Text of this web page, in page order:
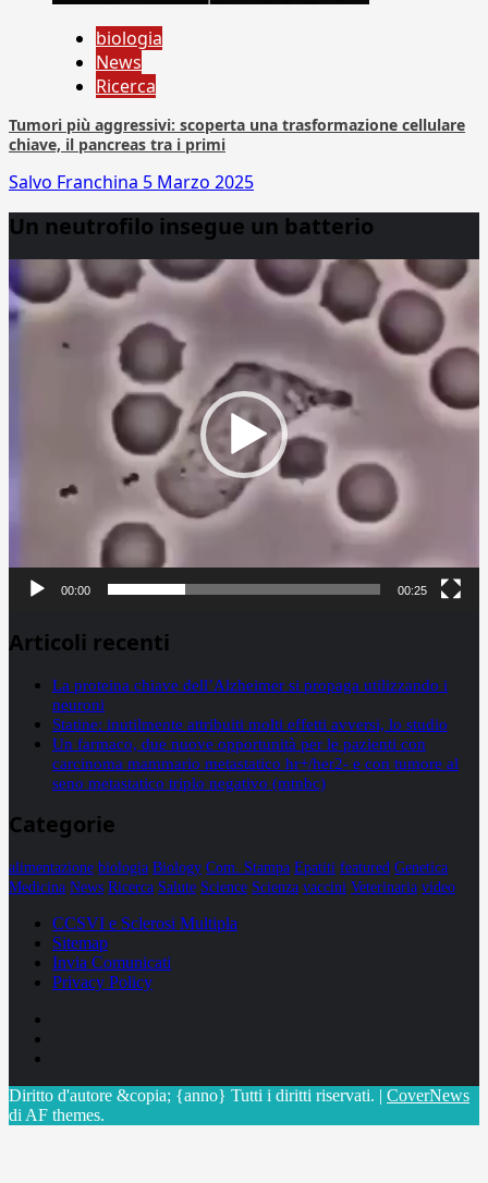
biologia
News
Ricerca
Tumori più aggressivi: scoperta una trasformazione cellulare
chiave, il pancreas tra i primi
Salvo Franchina 5 Marzo 2025
Un neutrofilo insegue un batterio
Player
00:00 00:25
Articoli recenti
La proteina chiave dell’Alzheimer si propaga utilizzando i
neuroni
Statine: inutilmente attribuiti molti effetti avversi, lo studio
Un farmaco, due nuove opportunità per le pazienti con
carcinoma mammario metastatico hr+/her2- e con tumore al
seno metastatico triplo negativo (mtnbc)
Categorie
alimentazione biologia Biology Com. Stampa Epatiti featured Genetica
Medicina News Ricerca Salute Science Scienza vaccini Veterinaria video
CCSVI e Sclerosi Multipla
Sitemap
Invia Comunicati
Privacy Policy
Diritto d'autore &copia; {anno} Tutti i diritti riservati. | CoverNews
di AF themes.